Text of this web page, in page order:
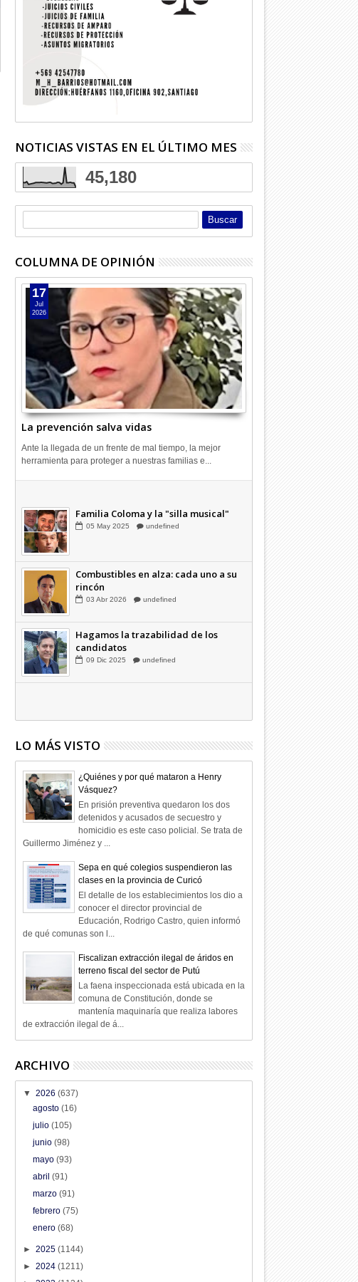
Adulto mayor murió atropellado
en la carretera
NOTICIAS VISTAS EN EL ÚLTIMO MES
45,180
COLUMNA DE OPINIÓN
La prevención salva vidas
17
Jul
2026
Ante la llegada de un frente de mal tiempo, la mejor
herramienta para proteger a nuestras familias e...
03Abr 2026 undefined
rincón
03 Abr 2026 undefined
candidatos
LO MÁS VISTO
¿Quiénes y por qué mataron a Henry
Vásquez?
En prisión preventiva quedaron los dos
detenidos y acusados de secuestro y
homicidio es este caso policial. Se trata de
Guillermo Jiménez y ...
Sepa en qué colegios suspendieron las
clases en la provincia de Curicó
El detalle de los establecimientos los dio a
conocer el director provincial de
Educación, Rodrigo Castro, quien informó
de qué comunas son l...
Fiscalizan extracción ilegal de áridos en
terreno fiscal del sector de Putú
La faena inspeccionada está ubicada en la
comuna de Constitución, donde se
mantenía maquinaría que realiza labores
de extracción ilegal de á...
ARCHIVO
▼ 2026 (637)
agosto(16)
julio(105)
junio(98)
mayo(93)
abril(91)
marzo(91)
febrero(75)
enero(68)
► 2025 (1144)
► 2024 (1211)